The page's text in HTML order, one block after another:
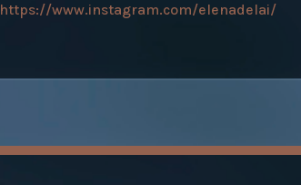
https://www.instagram.com/elenadelai/